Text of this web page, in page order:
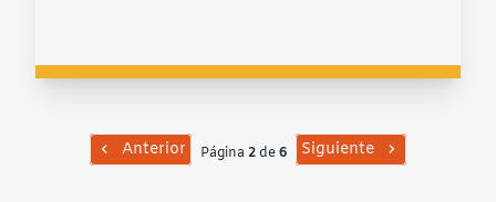
Anterior Página 2 de6 Siguiente